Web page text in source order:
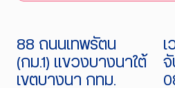
88 ถนนเทพรัตน
(กม.1) แขวงบางนาใต้
เขตบางนา กทม.
เ
จั